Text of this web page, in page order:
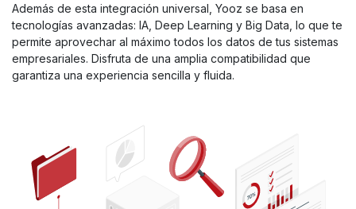
Además de esta integración universal, Yooz se basa en
tecnologías avanzadas: IA, Deep Learning y Big Data, lo que te
permite aprovechar al máximo todos los datos de tus sistemas
empresariales. Disfruta de una amplia compatibilidad que
garantiza una experiencia sencilla y fluida.